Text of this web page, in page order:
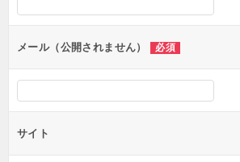
メール（公開されません） 必須
サイト